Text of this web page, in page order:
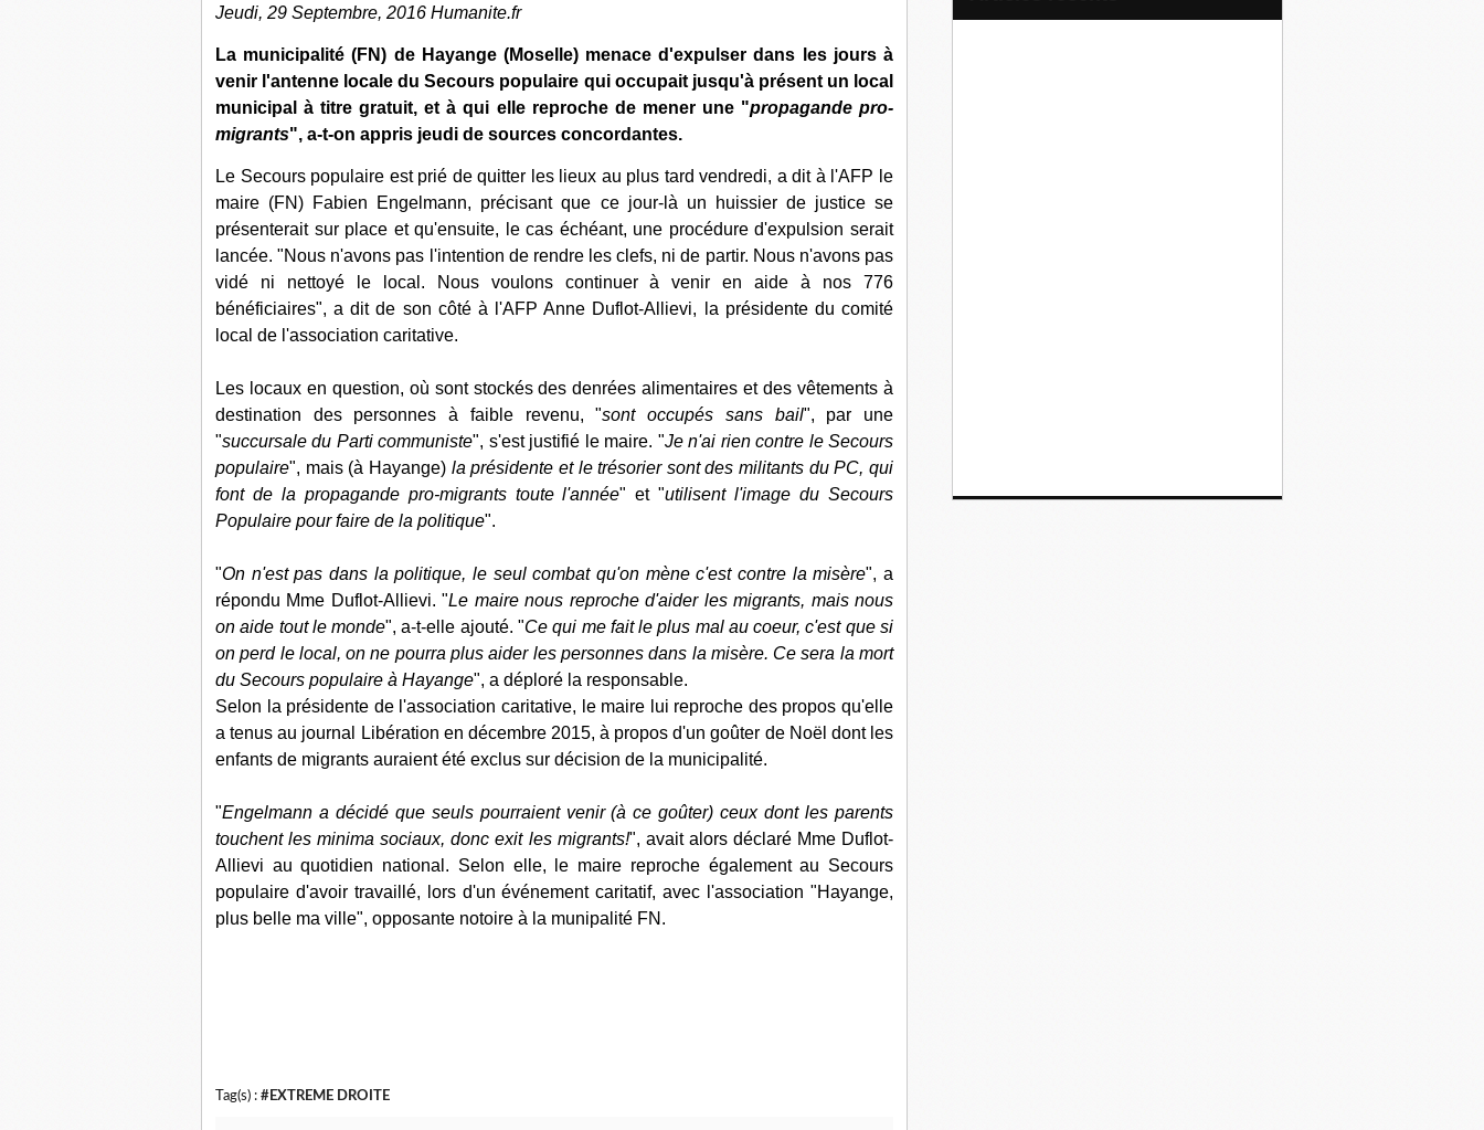
Jeudi, 29 Septembre, 2016 Humanite.fr
La municipalité (FN) de Hayange (Moselle) menace d'expulser dans les jours à
venir l'antenne locale du Secours populaire qui occupait jusqu'à présent un local
municipal à titre gratuit, et à qui elle reproche de mener une "propagande pro-
migrants", a-t-on appris jeudi de sources concordantes.
Le Secours populaire est prié de quitter les lieux au plus tard vendredi, a dit à l'AFP le
maire (FN) Fabien Engelmann, précisant que ce jour-là un huissier de justice se
présenterait sur place et qu'ensuite, le cas échéant, une procédure d'expulsion serait
lancée. "Nous n'avons pas l'intention de rendre les clefs, ni de partir. Nous n'avons pas
vidé ni nettoyé le local. Nous voulons continuer à venir en aide à nos 776
bénéficiaires", a dit de son côté à l'AFP Anne Duflot-Allievi, la présidente du comité
local de l'association caritative.
Les locaux en question, où sont stockés des denrées alimentaires et des vêtements à
destination des personnes à faible revenu, "sont occupés sans bail", par une
"succursale du Parti communiste", s'est justifié le maire. "Je n'ai rien contre le Secours
populaire", mais (à Hayange) la présidente et le trésorier sont des militants du PC, qui
font de la propagande pro-migrants toute l'année" et "utilisent l'image du Secours
Populaire pour faire de la politique".
"On n'est pas dans la politique, le seul combat qu'on mène c'est contre la misère", a
répondu Mme Duflot-Allievi. "Le maire nous reproche d'aider les migrants, mais nous
on aide tout le monde", a-t-elle ajouté. "Ce qui me fait le plus mal au coeur, c'est que si
on perd le local, on ne pourra plus aider les personnes dans la misère. Ce sera la mort
du Secours populaire à Hayange", a déploré la responsable.
Selon la présidente de l'association caritative, le maire lui reproche des propos qu'elle
a tenus au journal Libération en décembre 2015, à propos d'un goûter de Noël dont les
enfants de migrants auraient été exclus sur décision de la municipalité.
"Engelmann a décidé que seuls pourraient venir (à ce goûter) ceux dont les parents
touchent les minima sociaux, donc exit les migrants!", avait alors déclaré Mme Duflot-
Allievi au quotidien national. Selon elle, le maire reproche également au Secours
populaire d'avoir travaillé, lors d'un événement caritatif, avec l'association "Hayange,
plus belle ma ville", opposante notoire à la munipalité FN.
Tag(s) : #EXTREME DROITE